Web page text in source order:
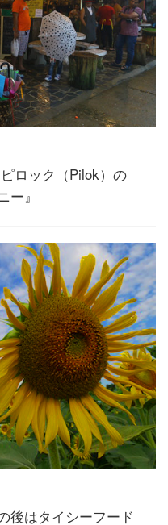
ロック（Pilok）の
』
後はタイシーフード